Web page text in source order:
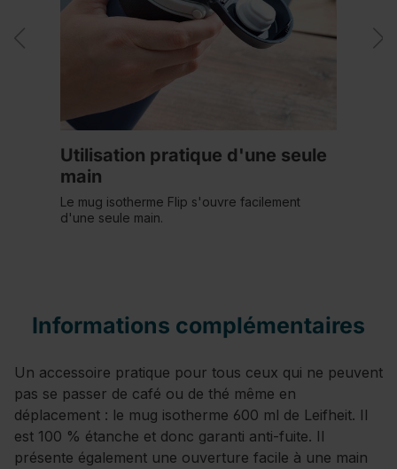
Utilisation pratique d'une seule
main
Le mug isotherme Flip s'ouvre facilement
d'une seule main.
Informations complémentaires
Un accessoire pratique pour tous ceux qui ne peuvent
pas se passer de café ou de thé même en
déplacement : le mug isotherme 600 ml de Leifheit. Il
est 100 % étanche et donc garanti anti-fuite. Il
présente également une ouverture facile à une main